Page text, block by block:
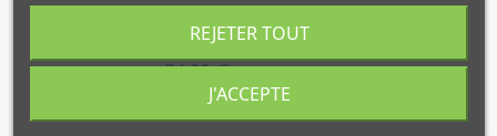
Sarouel Design S26 Qaba'il
34,90 €
Ensemble Qamis Court
Qabail Silent
39,90 €
REJETER TOUT
J'ACCEPTE